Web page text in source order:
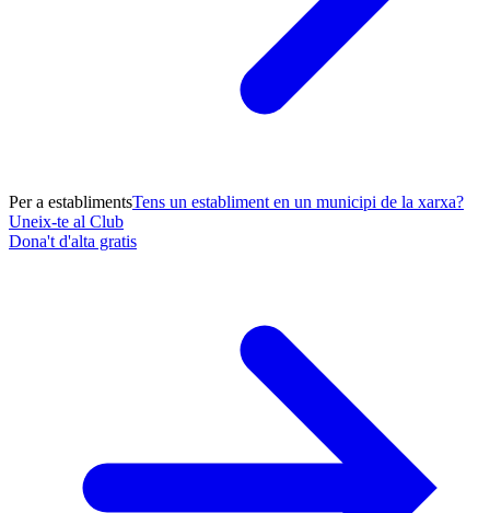
Per a establimentsTens un establiment en un municipi de la xarxa?
Uneix-te al Club
Dona't d'alta gratis